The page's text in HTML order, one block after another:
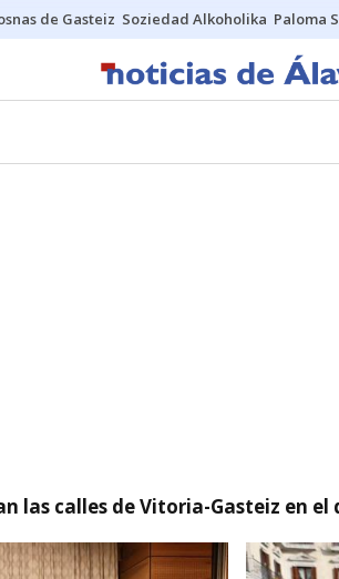
de Gasteiz Soziedad Alkoholika Paloma
las calles de Vitoria-Gasteiz en el